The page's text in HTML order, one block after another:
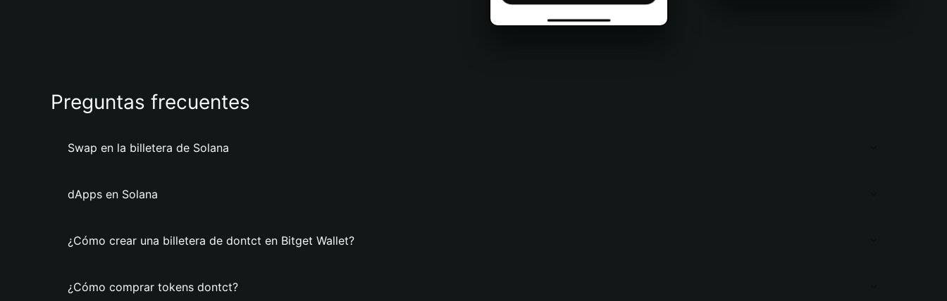
Preguntas frecuentes
Swap en la billetera de Solana
dApps en Solana
¿Cómo crear una billetera de dontct en Bitget Wallet?
¿Cómo comprar tokens dontct?